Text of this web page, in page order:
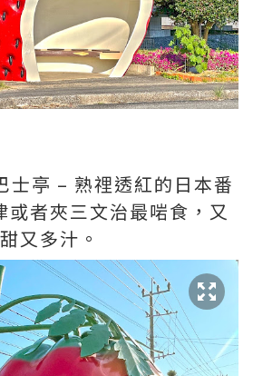
士亭 – 熟𥚃透紅的日本番
或者夾三文治最啱食，又
甜又多汁。